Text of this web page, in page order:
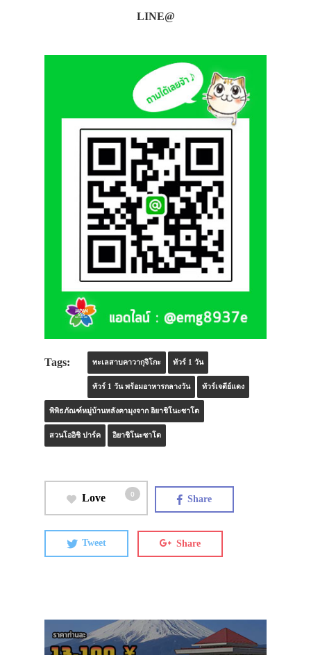
LINE@
Tags: ทะเลสาบคาวากุจิโกะ ทัวร์ 1 วัน
ทัวร์ 1 วัน พร้อมอาหารกลางวัน ทัวร์เจดีย์แดง
พิพิธภัณฑ์หมู่บ้านหลังคามุงจาก อิยาชิโนะซาโต
สวนโออิชิ ปาร์ค อิยาชิโนะซาโต
Love 0 Share
Tweet Share